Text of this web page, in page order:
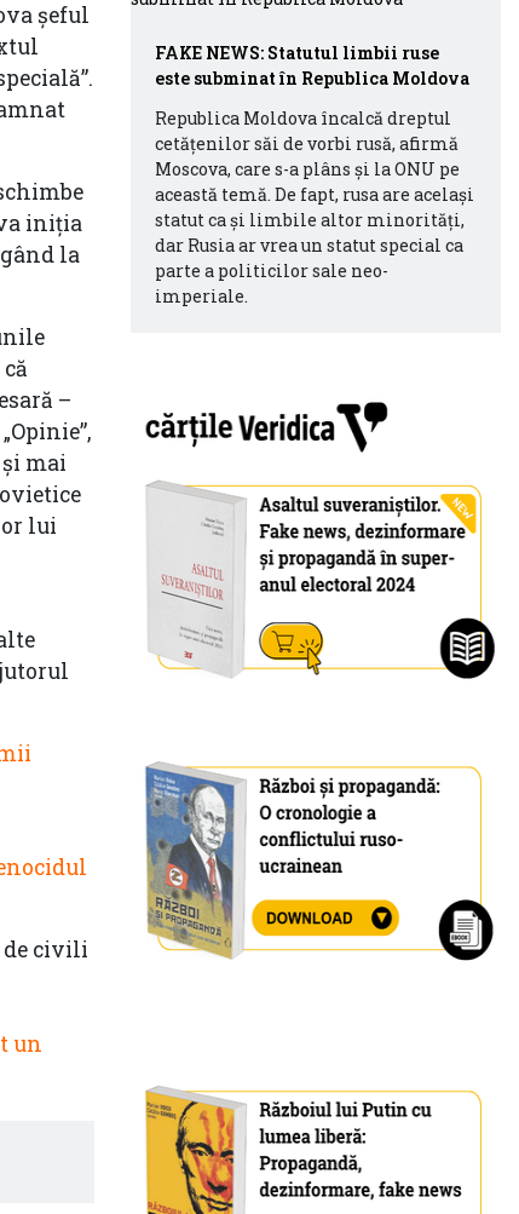
șeful
iniția
la
–
mai
lui
de civili
un
FAKE NEWS: Statutul limbii ruse
este subminat în Republica Moldova
Republica Moldova încalcă dreptul
cetățenilor săi de vorbi rusă, afirmă
Moscova, care s-a plâns și la ONU pe
această temă. De fapt, rusa are același
statut ca și limbile altor minorități,
dar Rusia ar vrea un statut special ca
parte a politicilor sale neo-
imperiale.